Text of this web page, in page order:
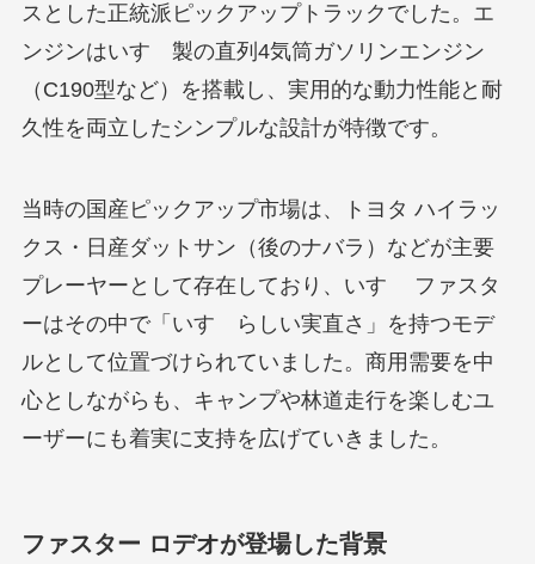
スとした正統派ピックアップトラックでした。エ
ンジンはいすゞ製の直列4気筒ガソリンエンジン
（C190型など）を搭載し、実用的な動力性能と耐
久性を両立したシンプルな設計が特徴です。
当時の国産ピックアップ市場は、トヨタ ハイラッ
クス・日産ダットサン（後のナバラ）などが主要
プレーヤーとして存在しており、いすゞ ファスタ
ーはその中で「いすゞらしい実直さ」を持つモデ
ルとして位置づけられていました。商用需要を中
心としながらも、キャンプや林道走行を楽しむユ
ーザーにも着実に支持を広げていきました。
ファスター ロデオが登場した背景